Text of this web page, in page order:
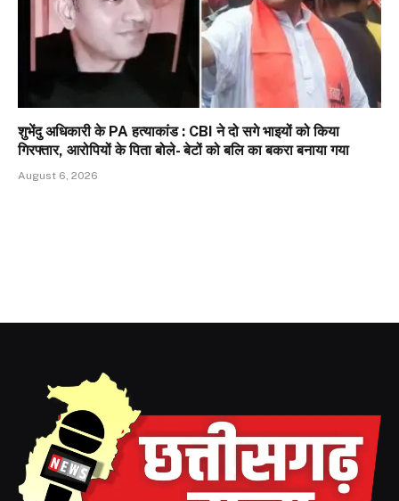
शुभेंदु अधिकारी के PA हत्याकांड : CBI ने दो सगे भाइयों को किया
गिरफ्तार, आरोपियों के पिता बोले- बेटों को बलि का बकरा बनाया गया
August 6, 2026